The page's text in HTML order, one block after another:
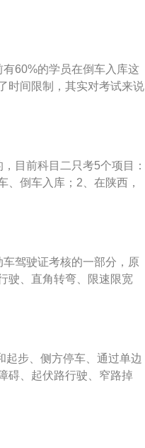
现场驾驶技能考试科目的
取车项目。
60%的学员在倒车入库这
时间限制，其实对考试来说
实际，降低了考试的难
扣10分。学员要注意，科目
一致，只是新增了扣分项
入库一样增加了时间的要
该注意库位边线；4、曲线
合实际开车，但此项要求
了中途停车，反而更加简
目前科目二只考5个项目：
、倒车入库；2、在陕西，
模拟隧道行驶、倒车入
倒车入库、坡道定点停车
驾驶证考核的一部分，原
驶、直角转弯、限速限宽
项；2、更改之后的科目
载电脑判定并经过系统综
起步、侧方停车、通过单边
碍、起伏路行驶、窄路掉
雨（雾）天、湿滑路、紧
不了步，发动机会熄火；
后不一，偏差总是有的。